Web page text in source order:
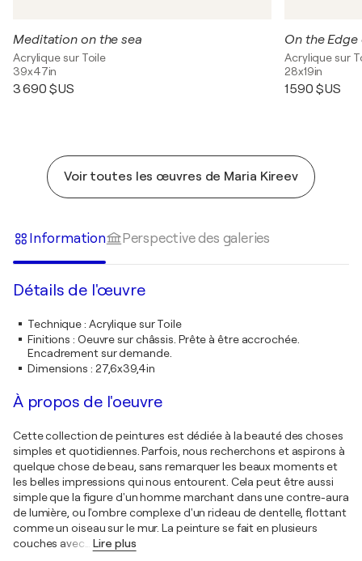
Meditation on the sea
Acrylique sur Toile
39x47in
3 690 $US
On the
Acrylique sur
28x19in
1 590 $US
Voir toutes les œuvres de Maria Kireev
Information Perspective des galeries
Détails de l'œuvre
Technique: Acrylique sur Toile
Finitions : Oeuvre sur châssis. Prête à être accrochée.
Encadrement sur demande.
Dimensions : 27,6x39,4in
À propos de l'oeuvre
Cette collection de peintures est dédiée à la beauté des choses
simples et quotidiennes. Parfois, nous recherchons et aspirons à
quelque chose de beau, sans remarquer les beaux moments et
les belles impressions qui nous entourent. Cela peut être aussi
simple que la figure d'un homme marchant dans une contre-aura
de lumière, ou l'ombre complexe d'un rideau de dentelle, flottant
comme un oiseau sur le mur. La peinture se fait en plusieurs
couches avec
Lire plus